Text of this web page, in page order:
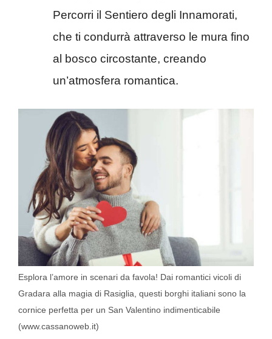
Percorri il Sentiero degli Innamorati,
che ti condurrà attraverso le mura fino
al bosco circostante, creando
un’atmosfera romantica.
Esplora l’amore in scenari da favola! Dai romantici vicoli di
Gradara alla magia di Rasiglia, questi borghi italiani sono la
cornice perfetta per un San Valentino indimenticabile
(www.cassanoweb.it)